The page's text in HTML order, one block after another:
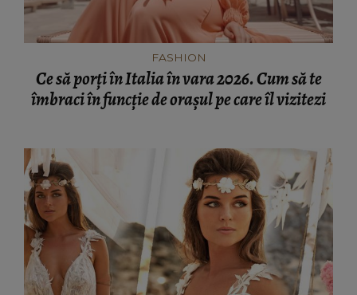
FASHION
Ce să porți în Italia în vara 2026. Cum să te
îmbraci în funcție de orașul pe care îl vizitezi